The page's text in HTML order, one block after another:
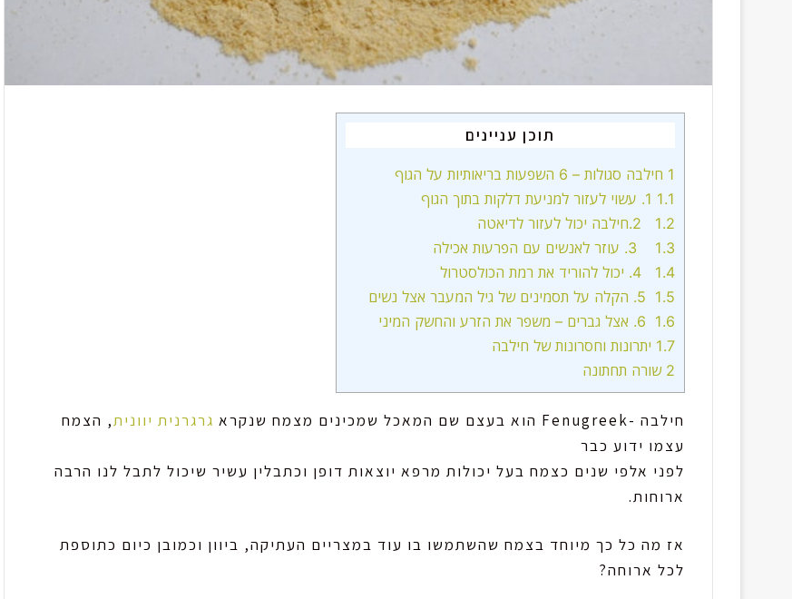
תוכן עניינים
1 חילבה סגולות – 6 השפעות בריאותיות על הגוף
1.1
1.2
1.3
1.4
1.5
1.6
1.7 יתרונות וחסרונות של חילבה
2 שורה תחתונה
חילבה -Fenugreek הוא בעצם שם המאכל שמכינים מצמח שנקרא גרגרנית יוונית, הצמח
עצמו ידוע כבר
לפני אלפי שנים כצמח בעל יכולות מרפא יוצאות דופן וכתבלין עשיר שיכול לתבל לנו הרבה
ארוחות.
אז מה כל כך מיוחד בצמח שהשתמשו בו עוד במצריים העתיקה, ביוון וכמובן כיום כתוספת
לכל ארוחה?